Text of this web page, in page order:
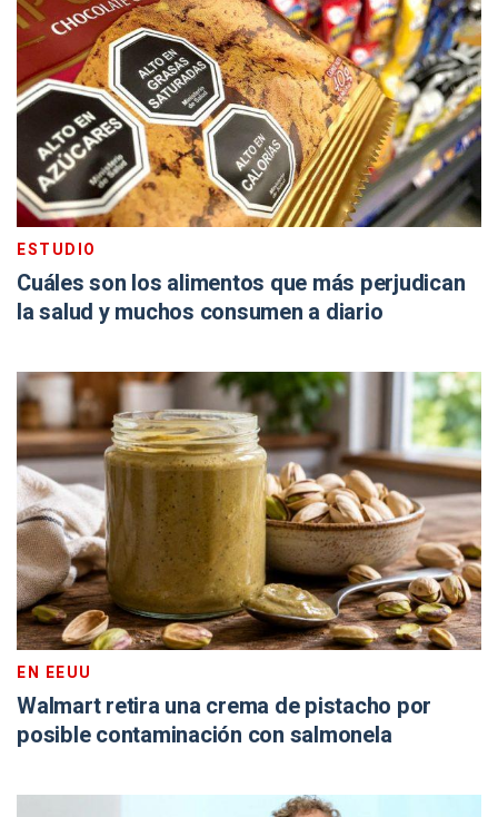
ESTUDIO
Cuáles son los alimentos que más perjudican
la salud y muchos consumen a diario
EN EEUU
Walmart retira una crema de pistacho por
posible contaminación con salmonela